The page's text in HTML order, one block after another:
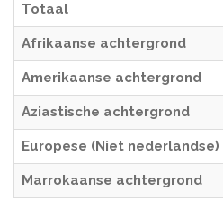
Totaal
Afrikaanse achtergrond
Amerikaanse achtergrond
Aziastische achtergrond
Europese (Niet
Marrokaanse achtergrond